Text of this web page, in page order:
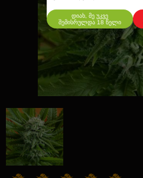
დიახ, მე უკვე
შემისრულდა 18 წელი